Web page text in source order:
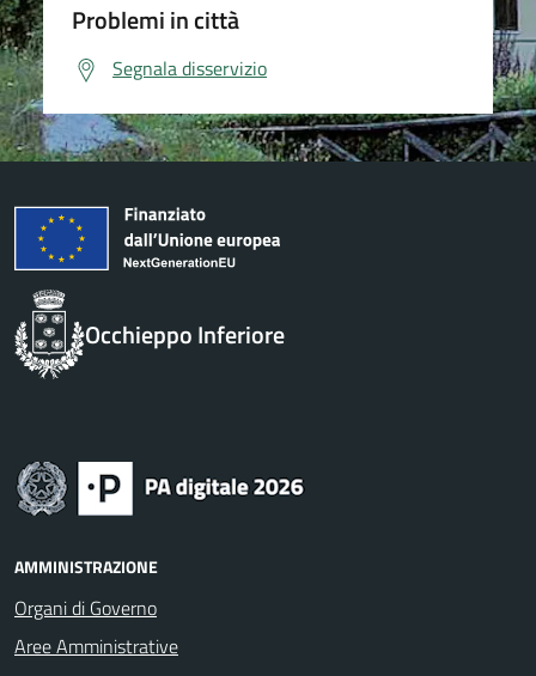
Problemi in città
Segnala disservizio
Occhieppo Inferiore
AMMINISTRAZIONE
Organi di Governo
Aree Amministrative